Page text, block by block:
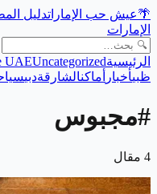
🌴عيش حب الإماراتدليل
الإمارات
الرئيسية UAEUncategorized
ظبيأخبار أماكنالشارقةدبي
#مجبوس
4 مقال